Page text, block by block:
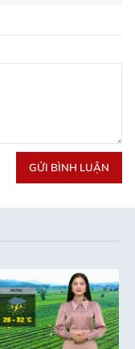
GỬI BÌNH LUẬN